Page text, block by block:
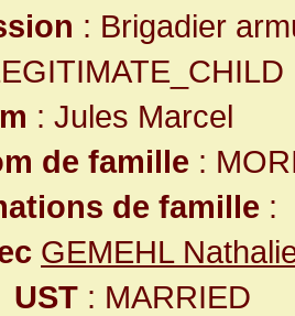
: Brigadier
: Jules Marcel
de famille :
de famille :
GEMEHL
UST : MARRIED